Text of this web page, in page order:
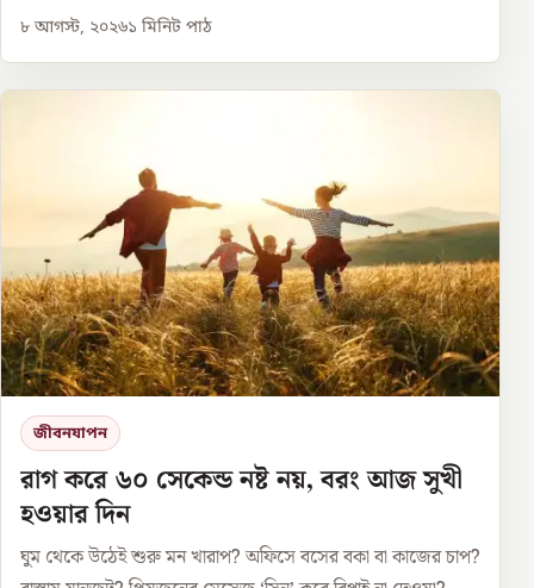
৮ আগস্ট, ২০২৬১ মিনিট পাঠ
জীবনযাপন
রাগ করে ৬০ সেকেন্ড নষ্ট নয়, বরং আজ সুখী
হওয়ার দিন
ঘুম থেকে উঠেই শুরু মন খারাপ? অফিসে বসের বকা বা কাজের চাপ?